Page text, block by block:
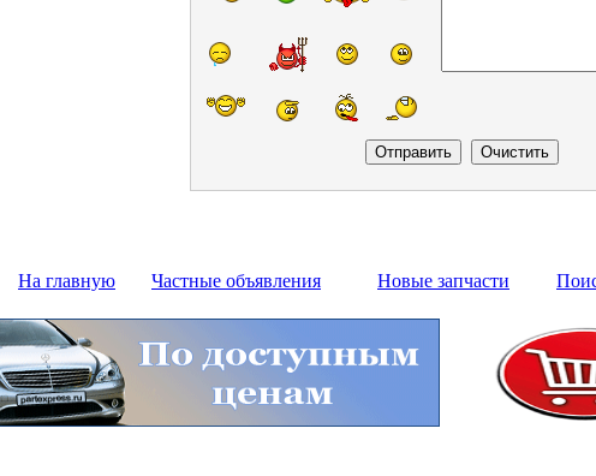
На главную Частные объявления Новые запчасти